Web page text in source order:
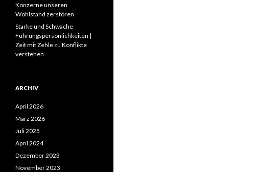
Konzerne unseren
Wohlstand zerstören
Starke und Schwache
Führungspersönlichkeiten |
Zeit mit Zehlezu Konflikte
verstehen
ARCHIV
April 2026
März 2026
Juli 2025
April 2024
Dezember 2023
November 2023